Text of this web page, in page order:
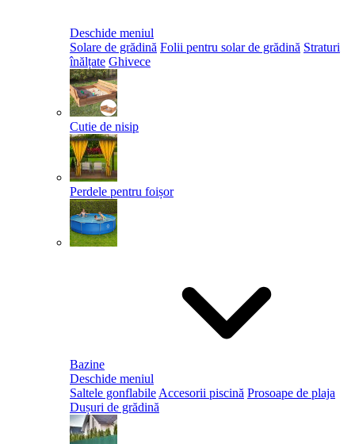
Deschide meniul
Solare de grădină Folii pentru solar de grădină Straturi
înălțate Ghivece
Cutie de nisip
Perdele pentru foișor
Bazine
Deschide meniul
Saltele gonflabile Accesorii piscină Prosoape de plaja
Dușuri de grădină